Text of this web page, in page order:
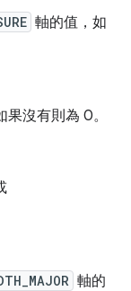
軸的值，如
果沒有則為 0。
軸的